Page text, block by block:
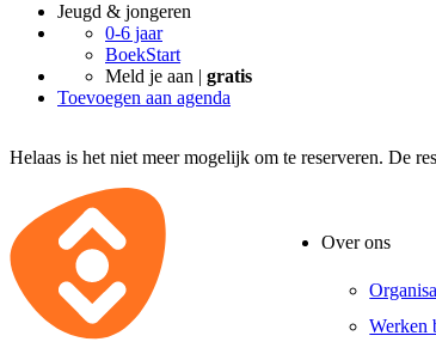
Jeugd & jongeren
0-6 jaar
BoekStart
Meld je aan | gratis
Toevoegen aan agenda
Helaas is het niet meer mogelijk om te reserveren. De
Over ons
Werken